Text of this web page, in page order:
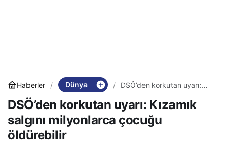
Haberler Dünya
DSÖ’den korkutan uyarı:
çocuğu öldürebilir
DSÖ’den korkutan uyarı: Kızamık
salgını milyonlarca çocuğu
öldürebilir